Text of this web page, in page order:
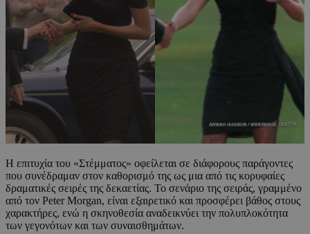
Η επιτυχία του «Στέμματος» οφείλεται σε διάφορους παράγοντες
που συνέδραμαν στον καθορισμό της ως μια από τις κορυφαίες
δραματικές σειρές της δεκαετίας. Το σενάριο της σειράς, γραμμένο
από τον Peter Morgan, είναι εξαιρετικό και προσφέρει βάθος στους
χαρακτήρες, ενώ η σκηνοθεσία αναδεικνύει την πολυπλοκότητα
των γεγονότων και των συναισθημάτων.